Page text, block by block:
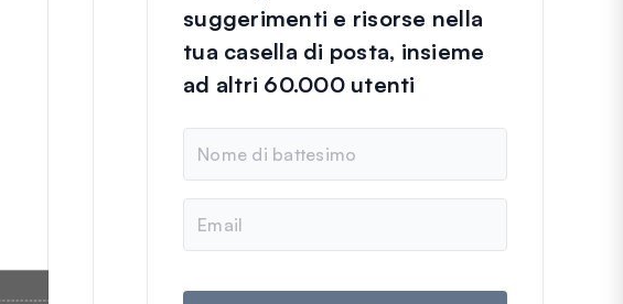
suggerimenti e risorse nella
tua casella di posta, insieme
ad altri 60.000 utenti
m
e
a
l